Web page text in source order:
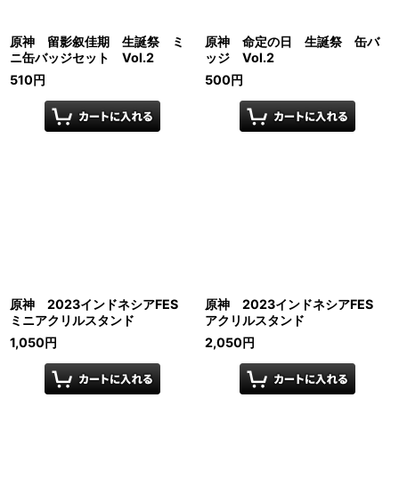
原神 留影叙佳期 生誕祭 ミ
ニ缶バッジセット Vol.2
510円
原神 命定の日 生誕祭 缶バ
ッジ Vol.2
500円
原神 2023インドネシアFES
ミニアクリルスタンド
1,050円
原神 2023インドネシアFES
アクリルスタンド
2,050円